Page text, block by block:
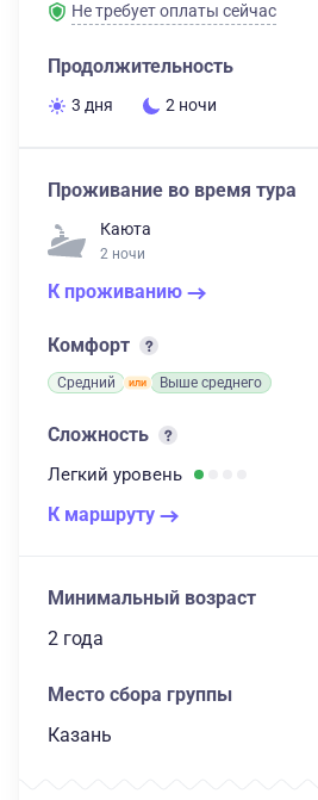
Не требует оплаты сейчас
Продолжительность
3 дня 2 ночи
Проживание во время тура
Каюта
2 ночи
К проживанию
Комфорт
Средний Выше среднего
Сложность
Легкий уровень
К маршруту
Минимальный возраст
2 года
Место сбора группы
Казань